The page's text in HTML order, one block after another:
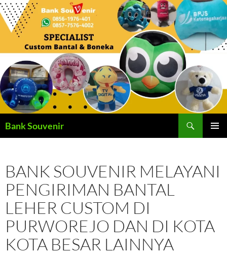
Langsung
ke
Bank Souvenir
BANK SOUVENIR MELAYANI
PENGIRIMAN BANTAL
LEHER CUSTOM DI
PURWOREJO DAN DI KOTA
KOTA BESAR LAINNYA